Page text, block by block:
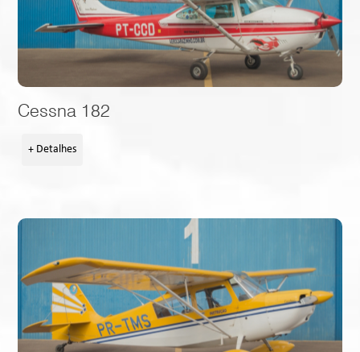
Cessna 182
+ Detalhes